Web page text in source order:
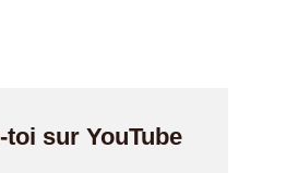
sur YouTube